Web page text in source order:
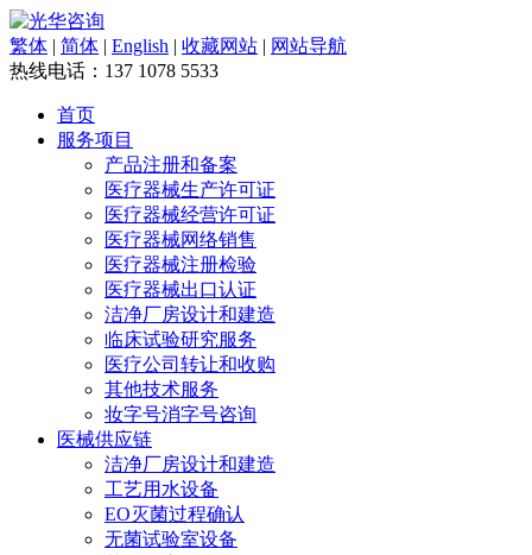
繁体 | 简体 | English | 收藏网站 | 网站导航
热线电话： 137 1078 5533
首页
服务项目
产品注册和备案
医疗器械生产许可证
医疗器械经营许可证
医疗器械网络销售
医疗器械注册检验
医疗器械出口认证
洁净厂房设计和建造
临床试验研究服务
医疗公司转让和收购
其他技术服务
妆字号消字号咨询
医械供应链
洁净厂房设计和建造
工艺用水设备
EO灭菌过程确认
无菌试验室设备